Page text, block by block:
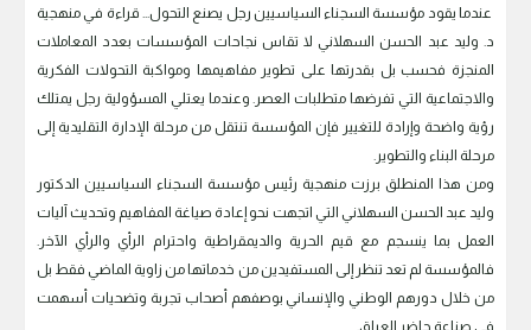
عندما يقود مؤسسة السجناء السياسيين رجل يصنع التحول... قراءة في منهجية
د. وليد عبد الحسن السهلاني لا تقاس نجاحات المؤسسات بعدد المعاملات
المنجزة فحسب بل بقدرتها على تطوير مفاهيمها ومواكبة التحولات الفكرية
والاجتماعية التي تفرضها متطلبات العصر. وعندما يعتلي المسؤولية رجل يمتلك
رؤية واضحة وإرادة للتغيير فإن المؤسسة تنتقل من مرحلة الإدارة التقليدية إلى
مرحلة البناء والتطوير.
ومن هذا المنطلق برزت منهجية رئيس مؤسسة السجناء السياسيين الدكتور
وليد عبد الحسن السهلاني التي اتجهت نحو إعادة صياغة المفاهيم وتحديث آليات
العمل بما ينسجم مع قيم الحرية والديمقراطية واحترام الرأي والرأي الآخر.
فالمؤسسة لم تعد تنظر إلى المستفيدين من خدماتها من زاوية الماضي فقط بل
من خلال دورهم الوطني والإنساني بوصفهم أصحاب تجربة وتضحيات أسهمت
في صناعة حاضر العراق.